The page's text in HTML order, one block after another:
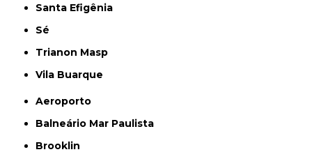
Santa Efigênia
Sé
Trianon Masp
Vila Buarque
Aeroporto
Balneário Mar Paulista
Brooklin